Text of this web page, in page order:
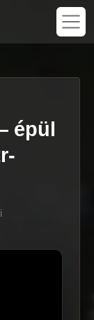
épül